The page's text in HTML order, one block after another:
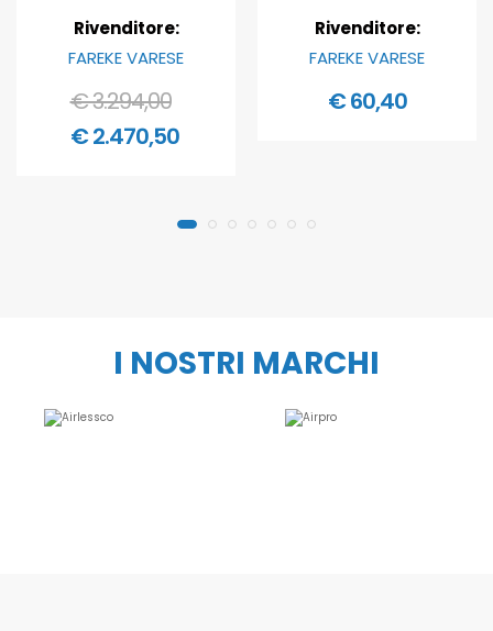
Rivenditore:
FAREKE VARESE
€ 3.294,00
€ 2.470,50
Rivenditore:
FAREKE VARESE
€ 60,40
I NOSTRI MARCHI